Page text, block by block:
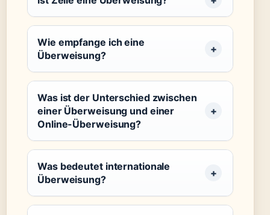
Wie empfange ich eine
Überweisung?
Was ist der Unterschied zwischen
einer Überweisung und einer
Online-Überweisung?
Was bedeutet internationale
Überweisung?